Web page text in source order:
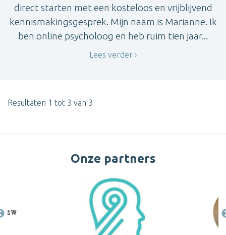
direct starten met een kosteloos en vrijblijvend
kennismakingsgesprek. Mijn naam is Marianne. Ik
ben online psycholoog en heb ruim tien jaar...
Lees verder
Resultaten 1 tot 3 van 3
Onze partners